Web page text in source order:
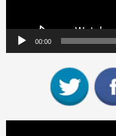
00:00